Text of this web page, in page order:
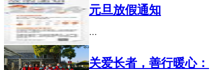
元旦放假通知
…
关爱长者，善行暖心：